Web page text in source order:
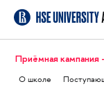
Приёмная
О школе